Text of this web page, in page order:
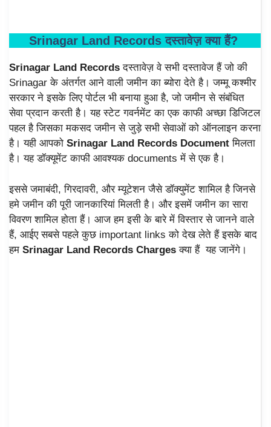
Srinagar Land Recordsदस्तावेज़ क्या हैं?
Srinagar Land Records दस्तावेज़ वे सभी दस्तावेज हैं जो की
Srinagar के अंतर्गत आने वाली जमीन का ब्योरा देते है। जम्मू कश्मीर
सरकार ने इसके लिए पोर्टल भी बनाया हुआ है, जो जमीन से संबंधित
सेवा प्रदान करती है। यह स्टेट गवर्नमेंट का एक काफी अच्छा डिजिटल
पहल है जिसका मकसद जमीन से जुड़े सभी सेवाओं को ऑनलाइन करना
है। यही आपको Srinagar Land Records Documentमिलता
है। यह डॉक्यूमेंट काफी आवश्यक documents में से एक है।
इससे जमाबंदी, गिरदावरी, और म्यूटेशन जैसे डॉक्युमेंट शामिल है जिनसे
हमे जमीन की पूरी जानकारियां मिलती है। और इसमें जमीन का सारा
विवरण शामिल होता हैं। आज हम इसी के बारे में विस्तार से जानने वाले
हैं, आईए सबसे पहले कुछ important links को देख लेते हैं इसके बाद
हम Srinagar Land Records Charges क्या हैं यह जानेंगे।